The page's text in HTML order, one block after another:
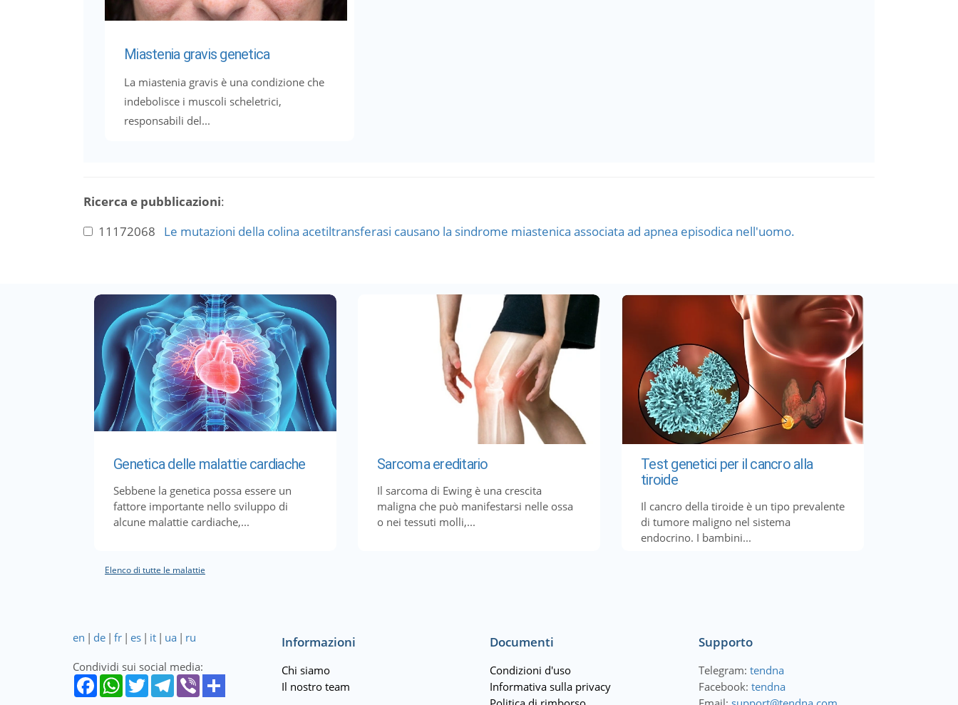
Miastenia gravis genetica
La miastenia gravis è una condizione che
indebolisce i muscoli scheletrici,
responsabili del...
Ricerca e pubblicazioni:
11172068 Le mutazioni della colina acetiltransferasi causano la sindrome miastenica associata ad apnea episodica nell'uomo.
Genetica delle malattie cardiache
Sebbene la genetica possa essere un
fattore importante nello sviluppo di
alcune malattie cardiache,...
Sarcoma ereditario
Il sarcoma di Ewing è una crescita
maligna che può manifestarsi nelle ossa
o nei tessuti molli,...
Test genetici per il cancro alla
tiroide
Il cancro della tiroide è un tipo prevalente
di tumore maligno nel sistema
endocrino. I bambini...
Elenco di tutte le malattie
en | de | fr | es | it | ua | ru
Condividi sui social media:
Informazioni
Chi siamo
Il nostro team
Documenti
Condizioni d'uso
Informativa sulla privacy
Supporto
Telegram: tendna
Facebook: tendna